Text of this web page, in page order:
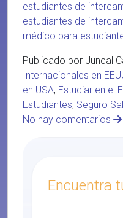
estudiantes de
estudiantes de
médico para
Publicado por Juncal
Internacionales en
en USA, Estudiar en el
Estudiantes, Seguro
No hay comentarios
Encuentra